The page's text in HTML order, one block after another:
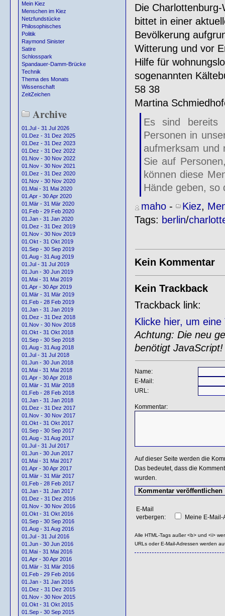
Mein Kiez
Menschen im Kiez
Netzfundstücke
Philosophisches
Politik
Raymond Sinister
Satire
Schlosspark
Spandauer-Damm-Brücke
Technik
Thema des Monats
Wissenschaft
ZeitZeichen
Archive
01.Jul - 31 Jul 2026
01.Dez - 31 Dez 2025
01.Dez - 31 Dez 2023
01.Dez - 31 Dez 2022
01.Nov - 30 Nov 2022
01.Nov - 30 Nov 2021
01.Dez - 31 Dez 2020
01.Nov - 30 Nov 2020
01.Mai - 31 Mai 2020
01.Apr - 30 Apr 2020
01.Mär - 31 Mär 2020
01.Feb - 29 Feb 2020
01.Jan - 31 Jan 2020
01.Dez - 31 Dez 2019
01.Nov - 30 Nov 2019
01.Okt - 31 Okt 2019
01.Sep - 30 Sep 2019
01.Aug - 31 Aug 2019
01.Jul - 31 Jul 2019
01.Jun - 30 Jun 2019
01.Mai - 31 Mai 2019
01.Apr - 30 Apr 2019
01.Mär - 31 Mär 2019
01.Feb - 28 Feb 2019
01.Jan - 31 Jan 2019
01.Dez - 31 Dez 2018
01.Nov - 30 Nov 2018
01.Okt - 31 Okt 2018
01.Sep - 30 Sep 2018
01.Aug - 31 Aug 2018
01.Jul - 31 Jul 2018
01.Jun - 30 Jun 2018
01.Mai - 31 Mai 2018
01.Apr - 30 Apr 2018
01.Mär - 31 Mär 2018
01.Feb - 28 Feb 2018
01.Jan - 31 Jan 2018
01.Dez - 31 Dez 2017
01.Nov - 30 Nov 2017
01.Okt - 31 Okt 2017
01.Sep - 30 Sep 2017
01.Aug - 31 Aug 2017
01.Jul - 31 Jul 2017
01.Jun - 30 Jun 2017
01.Mai - 31 Mai 2017
01.Apr - 30 Apr 2017
01.Mär - 31 Mär 2017
01.Feb - 28 Feb 2017
01.Jan - 31 Jan 2017
01.Dez - 31 Dez 2016
01.Nov - 30 Nov 2016
01.Okt - 31 Okt 2016
01.Sep - 30 Sep 2016
01.Aug - 31 Aug 2016
01.Jul - 31 Jul 2016
01.Jun - 30 Jun 2016
01.Mai - 31 Mai 2016
01.Apr - 30 Apr 2016
01.Mär - 31 Mär 2016
01.Feb - 29 Feb 2016
01.Jan - 31 Jan 2016
01.Dez - 31 Dez 2015
01.Nov - 30 Nov 2015
01.Okt - 31 Okt 2015
01.Sep - 30 Sep 2015
Die
bittet in einer
Bevölkerung
Witterung und vor
Hilfe für
sogenannten
58 38
Martina
Es sind bereits
Personen in
aufmerksam und
Sie auf
können diese
Hände geben, so
maho- Kiez,
Tags: berlin/
Kein Kommentar
Kein Trackback
Trackback link:
Klicke hier, um
Achtung: Die neu
benötigt JavaScript!
Name:
E-Mail:
URL:
Kommentar:
Auf dieser Seite werden die
Das bedeutet, dass die
wurden.
E-Mail
verbergen:
Meine E-
Alle HTML-Tags außer <b> und <i>
URLs oder E-Mail-Adressen werden